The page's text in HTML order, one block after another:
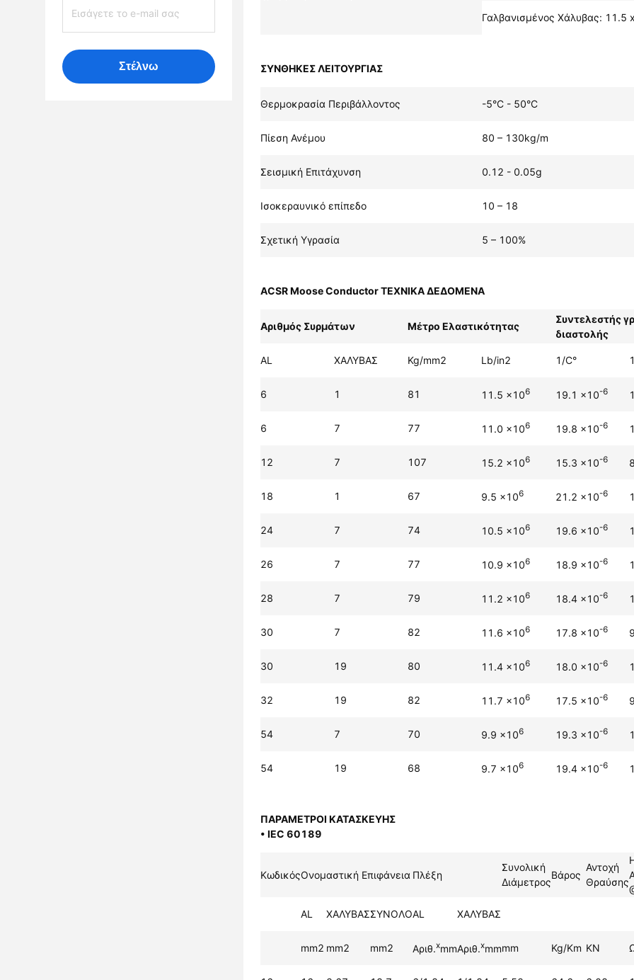
Στέλνω
Γαλβανισμένος Χάλυβας: 11.5
ΣΥΝΘΗΚΕΣ ΛΕΙΤΟΥΡΓΙΑΣ
Θερμοκρασία Περιβάλλοντος -5°C - 50°C
Πίεση Ανέμου 80 – 130kg/m
Σεισμική Επιτάχυνση 0.12 - 0.05g
Ισοκεραυνικό επίπεδο 10 – 18
Σχετική Υγρασία 5 – 100%
ACSR Moose Conductor ΤΕΧΝΙΚΑ ΔΕΔΟΜΕΝΑ
Αριθμός Συρμάτων Μέτρο Ελαστικότητας
Συντελεστής
διαστολής
AL ΧΑΛΥΒΑΣ Kg/mm2 Lb/in2 1/C°
6 1 81 11.5 x106 19.1 x10-6
6 7 77 11.0 x106 19.8 x10-6
12 7 107 15.2 x106 15.3 x10-6
18 1 67 9.5 x106 21.2 x10-6
24 7 74 10.5 x106 19.6 x10-6
26 7 77 10.9 x106 18.9 x10-6
28 7 79 11.2 x106 18.4 x10-6
30 7 82 11.6 x106 17.8 x10-6
30 19 80 11.4 x106 18.0 x10-6
32 19 82 11.7 x106 17.5 x10-6
54 7 70 9.9 x106 19.3 x10-6
54 19 68 9.7 x106 19.4 x10-6
ΠΑΡΑΜΕΤΡΟΙ ΚΑΤΑΣΚΕΥΗΣ
• IEC 60189
ΚωδικόςΟνομαστική Επιφάνεια Πλέξη
Συνολική
Διάμετρος
Βάρος
Αντοχή
Θραύσης
AL
ΧΑΛΥΒΑΣΣΥΝΟΛΟAL ΧΑΛΥΒΑΣ
mm2 mm2 mm2 Αριθ.xmmΑριθ.xmmmm Kg/Km KN